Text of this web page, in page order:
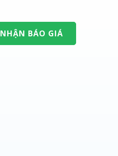
NHẬN BÁO GIÁ